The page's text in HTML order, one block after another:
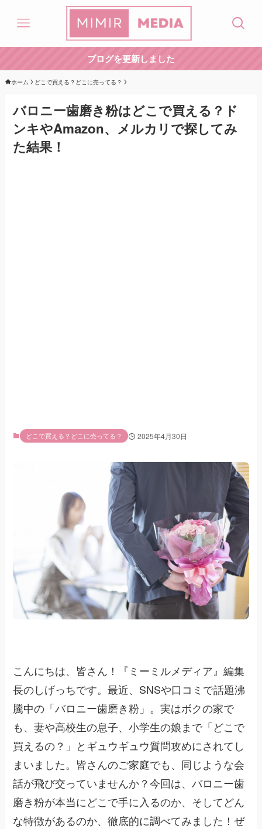
ブログを更新しました
ホーム どこで買える？どこに売ってる？
バロニー歯磨き粉はどこで買える？ド
ンキやAmazon、メルカリで探してみ
た結果！
どこで買える？どこに売ってる？ 2025年4月30日
こんにちは、皆さん！『ミーミルメディア』編集
長のしげっちです。最近、SNSや口コミで話題沸
騰中の「バロニー歯磨き粉」。実はボクの家で
も、妻や高校生の息子、小学生の娘まで「どこで
買えるの？」とギュウギュウ質問攻めにされてし
まいました。皆さんのご家庭でも、同じような会
話が飛び交っていませんか？今回は、バロニー歯
磨き粉が本当にどこで手に入るのか、そしてどん
な特徴があるのか、徹底的に調べてみました！ぜ